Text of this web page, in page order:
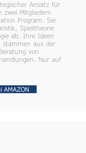
Ansatz für
zwei Mitgliedern
Program. Sie
Spieltheorie
ab. Ihre Ideen
stammen aus der
von
Nur auf
AMAZON